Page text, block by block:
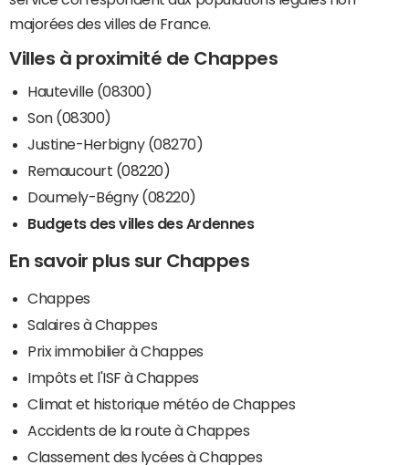
majorées des villes de France.
Villes à proximité de Chappes
Hauteville (08300)
Son (08300)
Justine-Herbigny (08270)
Remaucourt (08220)
Doumely-Bégny (08220)
Budgets des villes des Ardennes
En savoir plus sur Chappes
Chappes
Salaires à Chappes
Prix immobilier à Chappes
Impôts et l'ISF à Chappes
Climat et historique météo de Chappes
Accidents de la route à Chappes
Classement des lycées à Chappes